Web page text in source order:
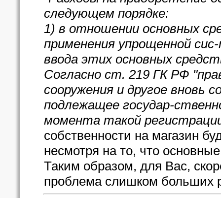
следующем порядке:
1) в отношении основных
применения упрощенной
ввода этих основных
Согласно ст. 219 ГК РФ
сооружения и другое вновь
подлежащее государ-
момента такой
собственности на магазин
несмотря на то, что
Таким образом, для Вас,
проблема слишком больших